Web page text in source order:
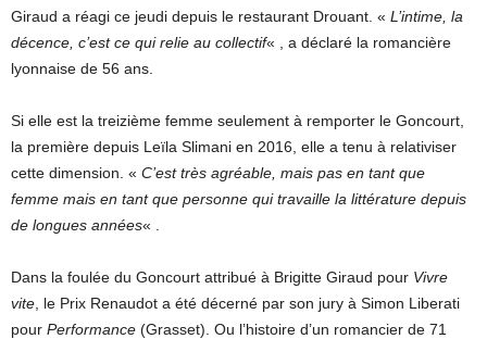
Giraud a réagi ce jeudi depuis le restaurant Drouant. « L’intime, la
décence, c’est ce qui relie au collectif« , a déclaré la romancière
lyonnaise de 56 ans.
Si elle est la treizième femme seulement à remporter le Goncourt,
la première depuis Leïla Slimani en 2016, elle a tenu à relativiser
cette dimension. « C’est très agréable, mais pas en tant que
femme mais en tant que personne qui travaille la littérature depuis
de longues années« .
Dans la foulée du Goncourt attribué à Brigitte Giraud pour Vivre
vite , le Prix Renaudot a été décerné par son jury à Simon Liberati
pour Performance (Grasset). Ou l’histoire d’un romancier de 71